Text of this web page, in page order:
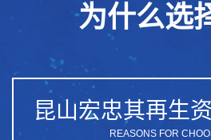
为什么选
昆山宏忠其再生
REASONS FOR